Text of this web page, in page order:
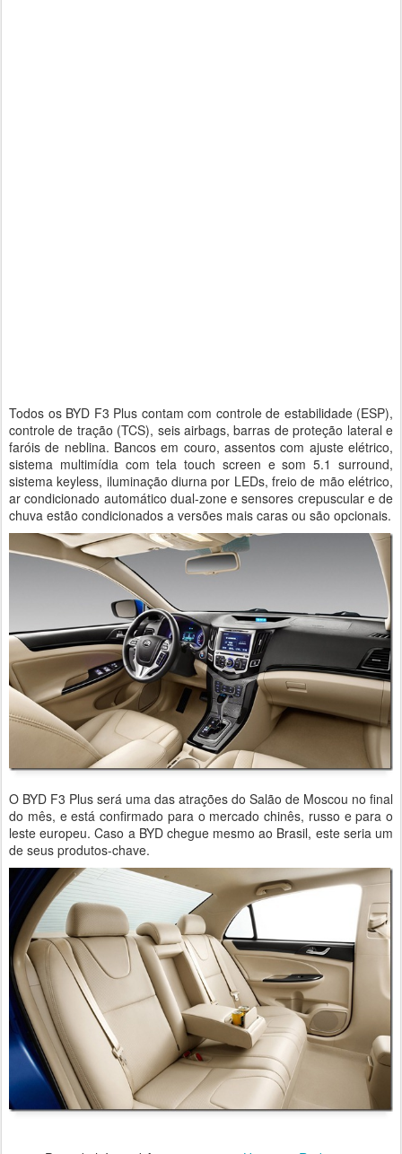
Todos os BYD F3 Plus contam com controle de estabilidade (ESP),
controle de tração (TCS), seis airbags, barras de proteção lateral e
faróis de neblina. Bancos em couro, assentos com ajuste elétrico,
sistema multimídia com tela touch screen e som 5.1 surround,
sistema keyless, iluminação diurna por LEDs, freio de mão elétrico,
ar condicionado automático dual-zone e sensores crepuscular e de
chuva estão condicionados a versões mais caras ou são opcionais.
O BYD F3 Plus será uma das atrações do Salão de Moscou no final
do mês, e está confirmado para o mercado chinês, russo e para o
leste europeu. Caso a BYD chegue mesmo ao Brasil, este seria um
de seus produtos-chave.